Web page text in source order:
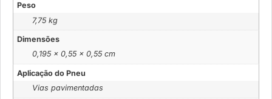
Peso
7,75 kg
Dimensões
0,195 × 0,55 × 0,55 cm
Aplicação do Pneu
Vias pavimentadas